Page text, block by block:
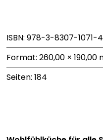
ISBN: 978-3-8307-1071-4
Format: 260,00 × 190,00
Seiten: 184